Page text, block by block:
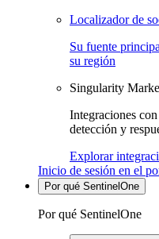
Localizador de
Su fuente
su región
Singularity
Integraciones
detección y
Explorar
Inicio de sesión en el
Por qué SentinelOne
Por qué SentinelOne